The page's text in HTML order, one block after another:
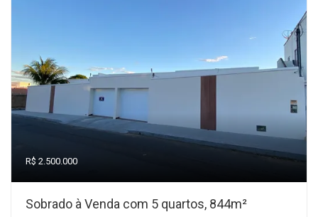
R$ 2.500.000
Sobrado à Venda com 5 quartos, 844m²